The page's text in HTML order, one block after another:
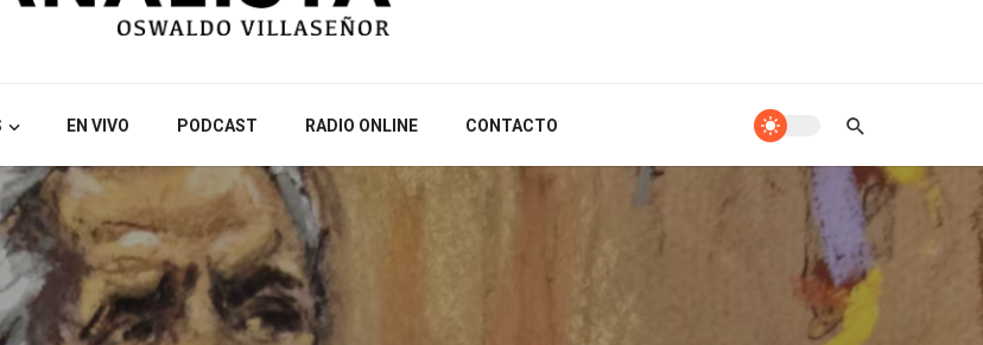
EN VIVO PODCAST RADIO ONLINE CONTACTO